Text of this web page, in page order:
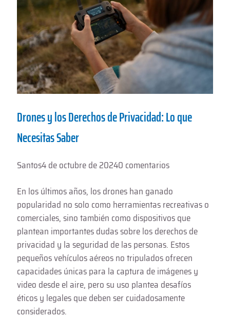
Drones y los Derechos de Privacidad: Lo que
Necesitas Saber
Santos4 de octubre de 20240 comentarios
En los últimos años, los drones han ganado
popularidad no solo como herramientas recreativas o
comerciales, sino también como dispositivos que
plantean importantes dudas sobre los derechos de
privacidad y la seguridad de las personas. Estos
pequeños vehículos aéreos no tripulados ofrecen
capacidades únicas para la captura de imágenes y
video desde el aire, pero su uso plantea desafíos
éticos y legales que deben ser cuidadosamente
considerados.